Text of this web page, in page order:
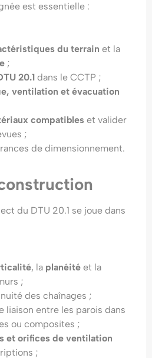
est essentielle :
du terrain et la
;
20.1 dans le CCTP ;
ventilation et évacuation
compatibles et valider
;
de dimensionnement.
du DTU 20.1 se joue dans
, la planéité et la
;
des chaînages ;
liaison entre les parois dans
ou composites ;
et orifices de ventilation
;